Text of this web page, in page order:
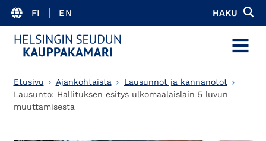
FI EN HAKU
MENU
Etusivu Ajankohtaista
Lausunnot ja kannanotot
Lausunto: Hallituksen esitys ulkomaalaislain 5 luvun
muuttamisesta